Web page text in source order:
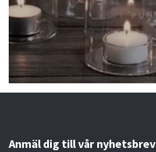
Anmäl dig till vår nyhetsbrev